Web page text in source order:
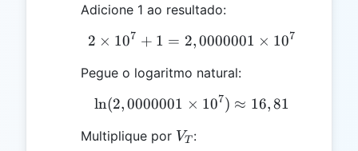
Adicione 1 ao resultado:
2 \times 10^7 + 1 =
2 × 107 + 1 = 2,0000001 × 107
Pegue o logaritmo natural:
\ln(2,0000001 \times
ln(2,0000001 × 107) ≈ 16,81
Multiplique por V_T
VT :